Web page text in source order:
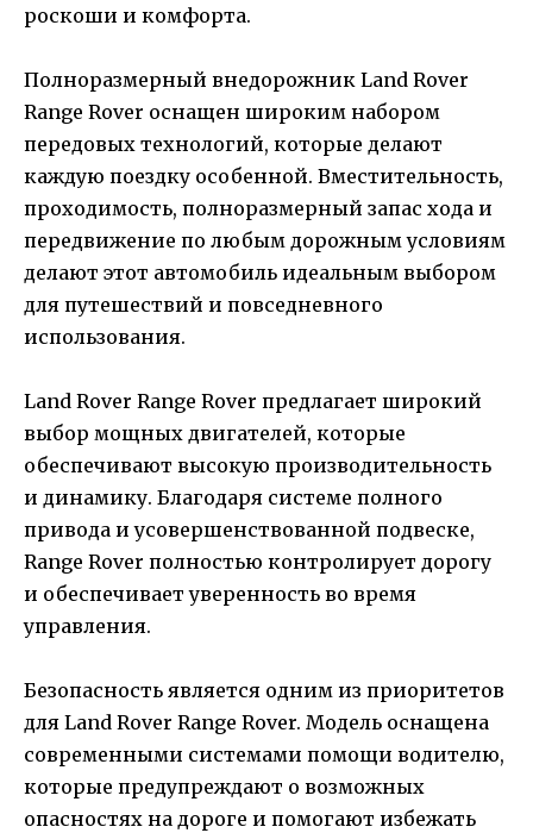
роскоши и комфорта.
Полноразмерный внедорожник Land Rover
Range Rover оснащен широким набором
передовых технологий, которые делают
каждую поездку особенной. Вместительность,
проходимость, полноразмерный запас хода и
передвижение по любым дорожным условиям
делают этот автомобиль идеальным выбором
для путешествий и повседневного
использования.
Land Rover Range Rover предлагает широкий
выбор мощных двигателей, которые
обеспечивают высокую производительность
и динамику. Благодаря системе полного
привода и усовершенствованной подвеске,
Range Rover полностью контролирует дорогу
и обеспечивает уверенность во время
управления.
Безопасность является одним из приоритетов
для Land Rover Range Rover. Модель оснащена
современными системами помощи водителю,
которые предупреждают о возможных
опасностях на дороге и помогают избежать